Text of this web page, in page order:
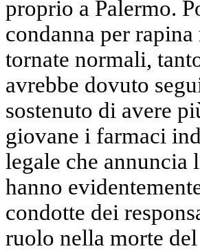
proprio a Palermo.
condanna per
tornate normali,
avrebbe dovuto
sostenuto di avere
giovane i farmaci
legale che annuncia
hanno
condotte dei
ruolo nella morte